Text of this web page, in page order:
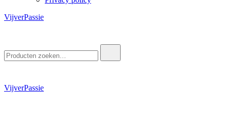
VijverPassie
naar:
VijverPassie